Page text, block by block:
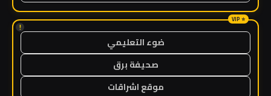
!
ضوء التعليمي
صحيفة برق
موقع اشراقات